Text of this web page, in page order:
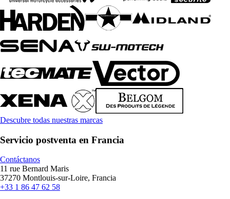
Descubre todas nuestras marcas
Servicio postventa en Francia
Contáctanos
11 rue Bernard Maris
37270 Montlouis-sur-Loire, Francia
+33 1 86 47 62 58